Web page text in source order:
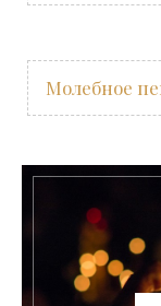
Молебное